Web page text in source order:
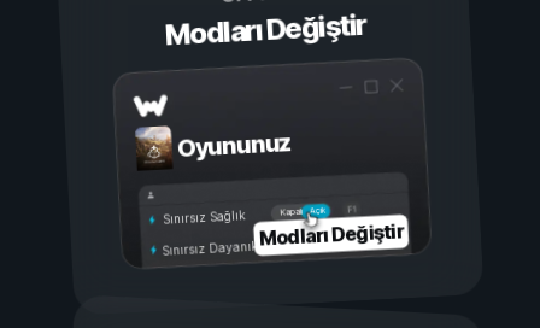
Modları Değiştir
Oyununuz
Açık
Kapalı
Sınırsız Sağlık
Sınırsız DayanıklılıkModları Değiştir